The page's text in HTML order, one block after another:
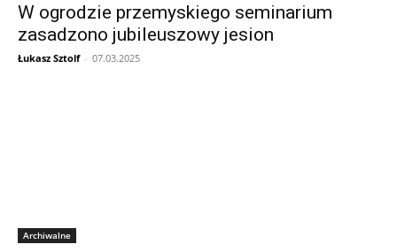
W ogrodzie przemyskiego seminarium
zasadzono jubileuszowy jesion
Łukasz Sztolf - 07.03.2025
Archiwalne